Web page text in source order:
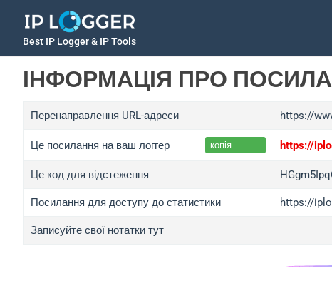
Best IP Logger & IP Tools
ІНФОРМАЦІЯ ПРО
Перенаправлення URL-адреси https://
Це посилання на ваш логгер копія https://
Це код для відстеження
Посилання для доступу до статистики https://
Записуйте свої нотатки тут